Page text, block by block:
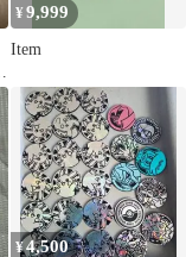
¥9,999
Item
¥4,500